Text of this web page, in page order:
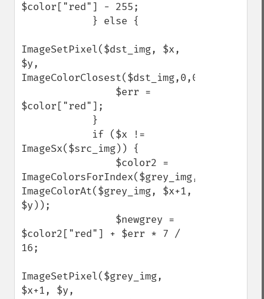
$color["red"] - 255;
ImageSetPixel($dst_img, $x,
$y,
ImageColorClosest($dst_img,0,0,0));
$color["red"];
ImageSx($src_img)) {
ImageColorsForIndex($grey_img,
ImageColorAt($grey_img, $x+1,
$y));
$color2["red"] + $err * 7 /
16;
ImageSetPixel($grey_img,
$x+1, $y,